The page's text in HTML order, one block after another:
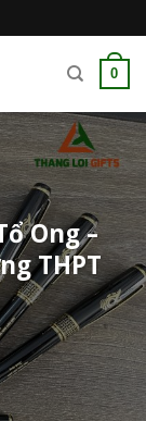
0
Ong –
THPT